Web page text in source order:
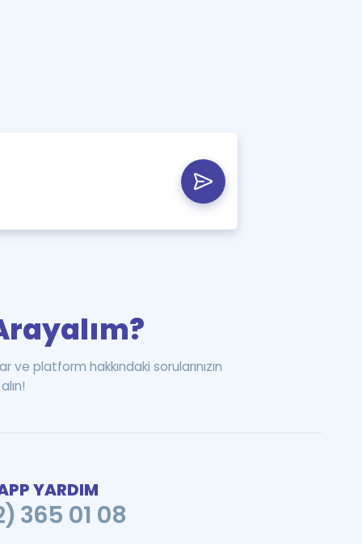
ve platform hakkındaki sorularınızın
YARDIM
365 01 08